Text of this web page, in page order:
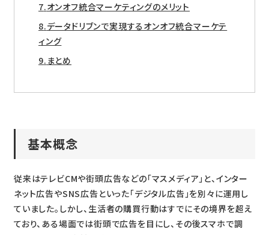
オンオフ統合マーケティングのメリット
データドリブンで実現するオンオフ統合マーケテ
ィング
まとめ
基本概念
従来はテレビCMや街頭広告などの「マスメディア」と、インター
ネット広告やSNS広告といった「デジタル広告」を別々に運用し
ていました。しかし、生活者の購買行動はすでにその境界を超え
ており、ある場面では街頭で広告を目にし、その後スマホで調